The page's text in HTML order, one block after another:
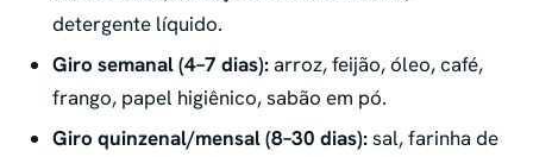
detergente líquido.
Giro semanal (4–7 dias):arroz, feijão, óleo, café,
frango, papel higiênico, sabão em pó.
Giro quinzenal/mensal (8–30 dias):sal, farinha de